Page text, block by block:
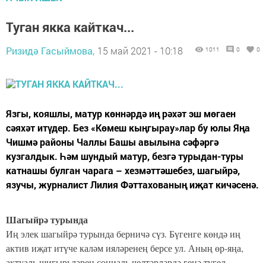
Туган якка кайткач...
Ризидә Гасыймова, 15 май 2021 - 10:18 1011 0 0
Язгы, кояшлы, матур көннәрдә иң рәхәт эш мөгаен
сәяхәт итүдер. Без «Көмеш кыңгырау»лар бу юлы Яңа
Чишмә районы Чаллы Башы авылына сәфәргә
кузгалдык. Һәм шундый матур, безгә турыдан-туры
катнашы булган чарага – хезмәттәшебез, шагыйрә,
язучы, журналист Лилия Фәттахованың иҗат кичәсенә.
Шагыйрә турында
Иң элек шагыйрә турында берничә сүз. Бүгенге көндә иң
актив иҗат итүче каләм ияләренең берсе ул. Аның өр-яңа,